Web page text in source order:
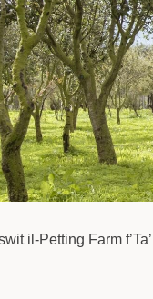
il-Petting Farm